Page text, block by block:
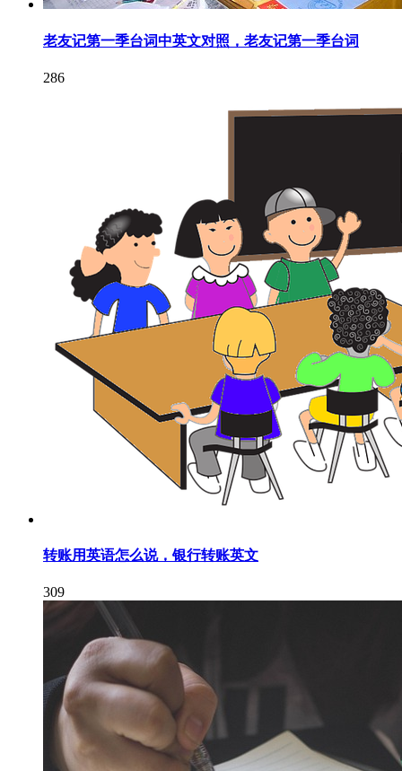
老友记第一季台词中英文对照，老友记第一季台词
286
转账用英语怎么说，银行转账英文
309